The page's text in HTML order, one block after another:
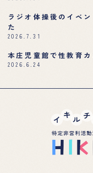
ラジオ体操後のイベ
た
2026.7.31
本庄児童館で性教育
2026.6.24